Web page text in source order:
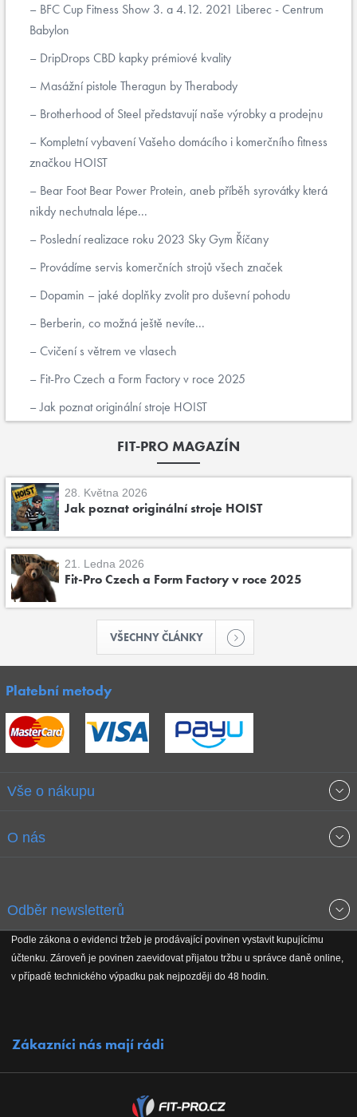
BFC Cup Fitness Show 3. a 4.12. 2021 Liberec - Centrum
Babylon
DripDrops CBD kapky prémiové kvality
Masážní pistole Theragun by Therabody
Brotherhood of Steel představují naše výrobky a prodejnu
Kompletní vybavení Vašeho domácího i komerčního fitness
značkou HOIST
Bear Foot Bear Power Protein, aneb příběh syrovátky která
nikdy nechutnala lépe...
Poslední realizace roku 2023 Sky Gym Říčany
Provádíme servis komerčních strojů všech značek
Dopamin – jaké doplňky zvolit pro duševní pohodu
Berberin, co možná ještě nevíte...
Cvičení s větrem ve vlasech
Fit-Pro Czech a Form Factory v roce 2025
Jak poznat originální stroje HOIST
FIT-PRO MAGAZÍN
28. Května 2026
Jak poznat originální stroje HOIST
21. Ledna 2026
Fit-Pro Czech a Form Factory v roce 2025
VŠECHNY ČLÁNKY
Platební metody
Vše o nákupu
Obchodní podmínky
Reklamační řád
O nás
Koho podporujeme
Odběr newsletterů
Podle zákona o evidenci tržeb je prodávající povinen vystavit kupujícímu
účtenku. Zároveň je povinen zaevidovat přijatou tržbu u správce daně online,
v případě technického výpadku pak nejpozději do 48 hodin.
Zákazníci nás mají rádi